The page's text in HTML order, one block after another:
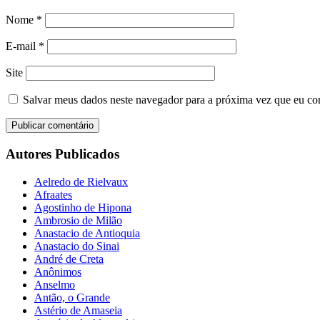
Nome *
E-mail *
Site
Salvar meus dados neste navegador para a próxima vez que eu
Autores Publicados
Aelredo de Rielvaux
Afraates
Agostinho de Hipona
Ambrosio de Milão
Anastacio de Antioquia
Anastacio do Sinai
André de Creta
Anônimos
Anselmo
Antão, o Grande
Astério de Amaseia